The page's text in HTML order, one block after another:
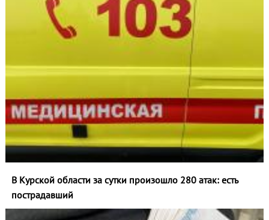
В Курской области за сутки произошло 280 атак: есть
пострадавший